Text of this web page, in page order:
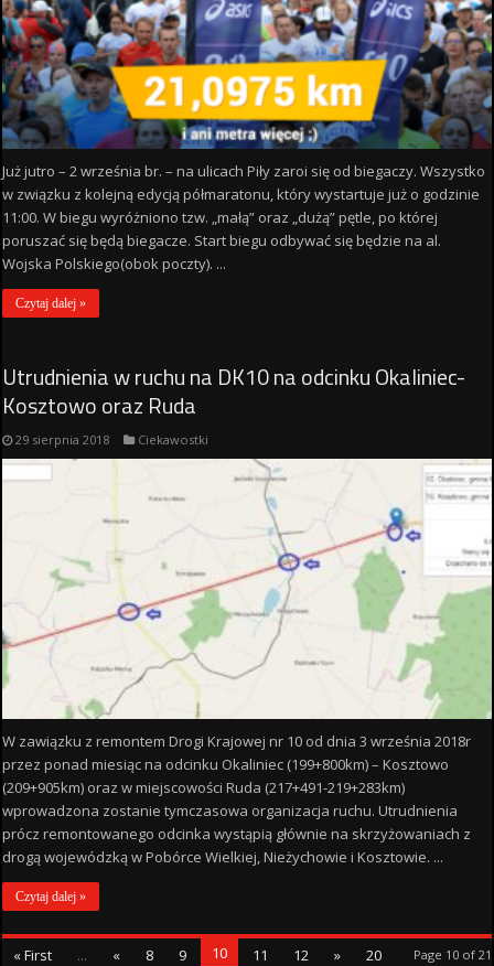
Już jutro – 2 września br. – na ulicach Piły zaroi się od biegaczy. Wszystko
w związku z kolejną edycją półmaratonu, który wystartuje już o godzinie
11:00. W biegu wyróżniono tzw. „małą” oraz „dużą” pętle, po której
poruszać się będą biegacze. Start biegu odbywać się będzie na al.
Wojska Polskiego(obok poczty). ...
Czytaj dalej »
Utrudnienia w ruchu na DK10 na odcinku Okaliniec-
Kosztowo oraz Ruda
29 sierpnia 2018 Ciekawostki
W zawiązku z remontem Drogi Krajowej nr 10 od dnia 3 września 2018r
przez ponad miesiąc na odcinku Okaliniec (199+800km) – Kosztowo
(209+905km) oraz w miejscowości Ruda (217+491-219+283km)
wprowadzona zostanie tymczasowa organizacja ruchu. Utrudnienia
prócz remontowanego odcinka wystąpią głównie na skrzyżowaniach z
drogą wojewódzką w Pobórce Wielkiej, Nieżychowie i Kosztowie. ...
Czytaj dalej »
Page 10 of 21
« First ... « 8 9 10 11 12 »
20